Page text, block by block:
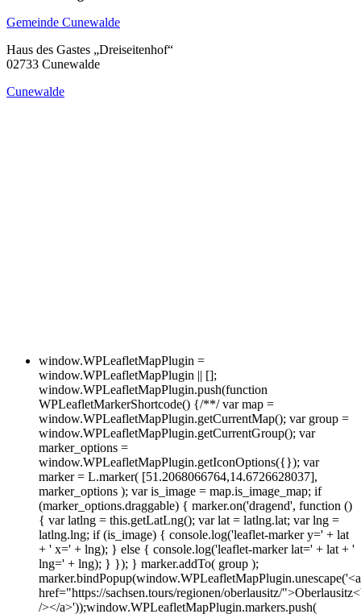
Gemeinde Cunewalde
Haus des Gastes „Dreiseitenhof“
02733 Cunewalde
Cunewalde
window.WPLeafletMapPlugin =
window.WPLeafletMapPlugin || [];
window.WPLeafletMapPlugin.push(function
WPLeafletMarkerShortcode() {/**/ var map =
window.WPLeafletMapPlugin.getCurrentMap(); var group =
window.WPLeafletMapPlugin.getCurrentGroup(); var
marker_options =
window.WPLeafletMapPlugin.getIconOptions({}); var
marker = L.marker( [51.2068066764,14.6726628037],
marker_options ); var is_image = map.is_image_map; if
(marker_options.draggable) { marker.on('dragend', function ()
{ var latlng = this.getLatLng(); var lat = latlng.lat; var lng =
latlng.lng; if (is_image) { console.log('leaflet-marker y=' + lat
+ ' x=' + lng); } else { console.log('leaflet-marker lat=' + lat + '
lng=' + lng); } }); } marker.addTo( group );
marker.bindPopup(window.WPLeafletMapPlugin.unescape('<a
href="https://sachsen.tours/regionen/oberlausitz/
/></a>'));window.WPLeafletMapPlugin.markers.push(